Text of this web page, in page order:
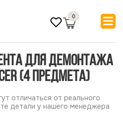
0
для демонтажа
(4 предмета)
отличаться от реального
детали у нашего менеджера